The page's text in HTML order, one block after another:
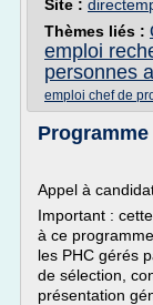
Site :
Thèmes liés :
emploi
personnes
emploi chef de
Appel à
Important :
à ce
les PHC gérés
de sélection,
présentation